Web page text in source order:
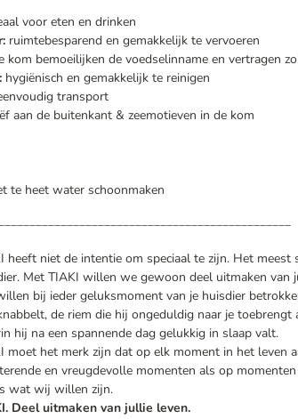
voor eten en drinken
ruimtebesparend en gemakkelijk te vervoeren
kom bemoeilijken de voedselinname en vertragen
hygiënisch en gemakkelijk te reinigen
transport
aan de buitenkant & zeemotieven in de kom
te heet water schoonmaken
heeft niet de intentie om speciaal te zijn. Het meest
Met TIAKI willen we gewoon deel uitmaken van
bij ieder geluksmoment van je huisdier
de riem die hij ongeduldig naar je
hij na een spannende dag gelukkig in slaap valt.
moet het merk zijn dat op elk moment in het leven
en vreugdevolle momenten als op
wat wij willen zijn.
Deel uitmaken van jullie leven.